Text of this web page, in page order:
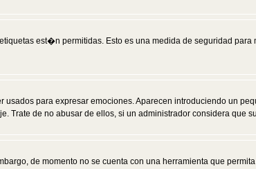
est�n permitidas. Esto es una medida de seguridad
para expresar emociones. Aparecen introduciendo un
Trate de no abusar de ellos, si un administrador considera que
de momento no se cuenta con una herramienta que